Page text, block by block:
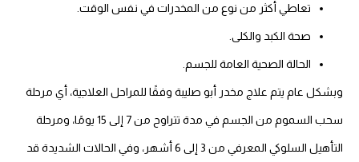
تعاطي أكثر من نوع من المخدرات في نفس الوقت.
صحة الكبد والكلى.
الحالة الصحية العامة للجسم.
وبشكل عام يتم علاج مخدر أبو صليبة وفقًا للمراحل العلاجية، أي مرحلة
سحب السموم من الجسم في مدة تتراوح من 7 إلى 15 يومًا، ومرحلة
التأهيل السلوكي المعرفي من 3 إلى 6 أشهر، وفي الحالات الشديدة قد